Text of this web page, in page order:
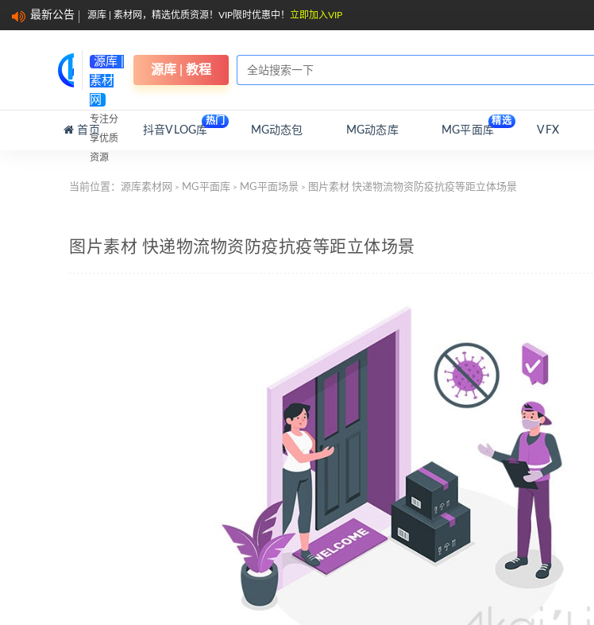
最新公告 源库 | 素材网，精选优质资源！VIP限时优惠中！ 立即加入VIP
源库 |
素材
网
专注分
享优质
资源
源库 | 教程
首页 抖音VLOG库
热门
MG动态包 MG动态库 MG平面库
精选
VFX
当前位置： 源库素材网 > MG平面库 > MG平面场景 > 图片素材 快递物流物资防疫抗疫等距立体场景
图片素材 快递物流物资防疫抗疫等距立体场景